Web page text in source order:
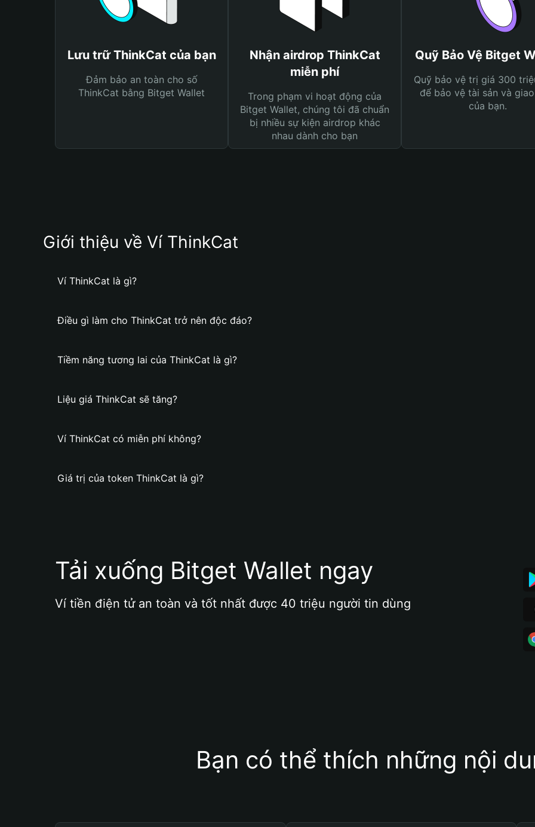
Lưu trữ ThinkCat của bạn
Đảm bảo an toàn cho số
ThinkCat bằng Bitget Wallet
Nhận airdrop ThinkCat
miễn phí
Trong phạm vi hoạt động của
Bitget Wallet, chúng tôi đã chuẩn
bị nhiều sự kiện airdrop khác
nhau dành cho bạn
Quỹ Bảo Vệ Bitget
Quỹ bảo vệ trị giá 300
để bảo vệ tài sản và
của bạn.
Giới thiệu về Ví ThinkCat
Ví ThinkCat là gì?
Điều gì làm cho ThinkCat trở nên độc đáo?
Tiềm năng tương lai của ThinkCat là gì?
Liệu giá ThinkCat sẽ tăng?
Ví ThinkCat có miễn phí không?
Giá trị của token ThinkCat là gì?
Tải xuống Bitget Wallet ngay
Ví tiền điện tử an toàn và tốt nhất được 40 triệu người tin dùng
Bạn có thể thích những nội